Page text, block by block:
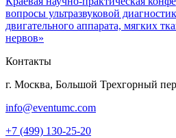
вопросы ультразвуковой
двигательного аппарата, мягких
нервов»
Контакты
г. Москва, Большой Трехгорный
info@eventumc.com
+7 (499) 130-25-20